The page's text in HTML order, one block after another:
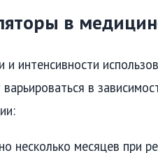
в
и интенсивности
в
несколько месяцев при